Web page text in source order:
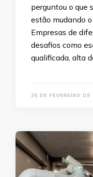
perguntou o que
estão mudando
Empresas de
desafios como
qualificada, alta
25 DE FEVEREIRO DE